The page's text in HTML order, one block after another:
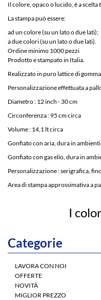
Il colore, opaco o lucido, è a
La stampa può essere:
ad un colore (su un lato o due lati);
a due colori (su un lato o due lati).
Ordine minimo 1000 pezzi
Prodotto e stampato in Italia.
Realizzato in puro lattice di
Personalizzazione effettuata a
Diametro : 12 inch - 30 cm
Circonferenza : 95 cm circa
Volume : 14,1 lt circa
Gonfiato con aria, dura in
Gonfiato con gas elio, dura in
Personalizzazione : serigrafica,
Area di stampa approssimativa a
I
Categorie
LAVORA CON NOI
OFFERTE
NOVITÀ
MIGLIOR PREZZO